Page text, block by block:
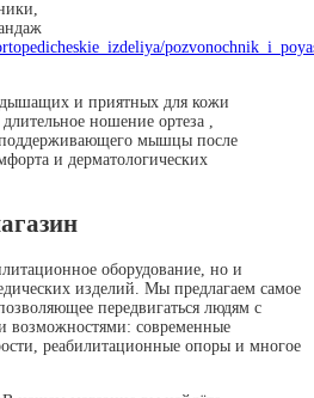
дышащих и приятных для кожи
ношение ортеза ,
поддерживающего мышцы после
и дерматологических
оборудование, но и
изделий. Мы предлагаем самое
передвигаться людям с
возможностями: современные
реабилитационные опоры и многое